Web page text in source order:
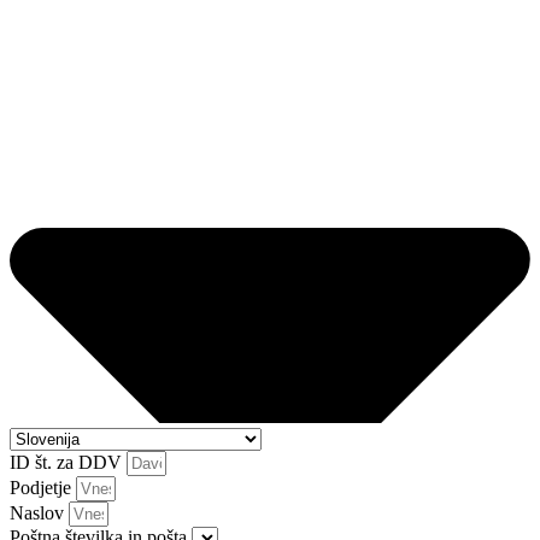
ID št. za DDV
Podjetje
Naslov